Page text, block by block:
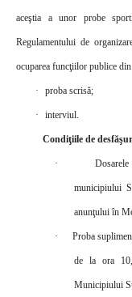
aceştia a unor probe
Regulamentului de
ocuparea funcţiilor publice
· proba scrisă;
· interviul.
Condiţiile de
·
municipiului
anunţului în
· Proba
de la ora
Municipiului